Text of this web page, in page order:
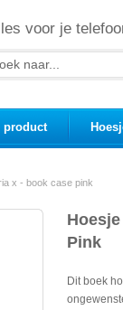
voor je
product
x - book case pink
Pink
Dit boek